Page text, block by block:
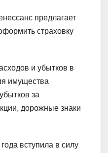
предлагает
страховку
и убытков в
имущества
за
дорожные знаки
вступила в силу